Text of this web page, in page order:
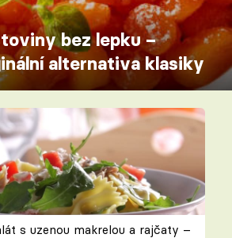
bez lepku –
alternativa klasiky
s uzenou makrelou a rajčaty –